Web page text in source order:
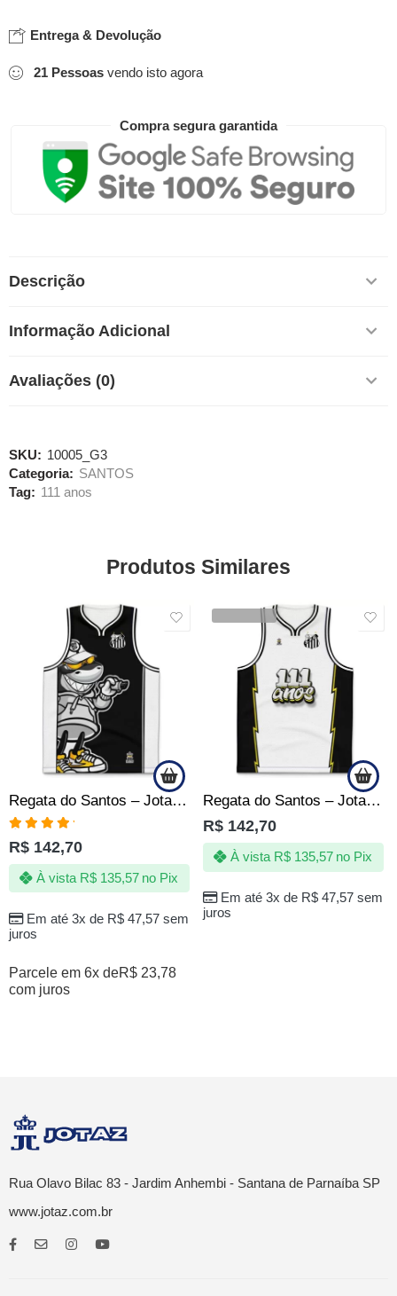
Entrega & Devolução
21 Pessoas vendo isto agora
Compra segura garantida
Descrição
Informação Adicional
Avaliações (0)
SKU: 10005_G3
Categoria: SANTOS
Tag: 111 anos
Produtos Similares
Regata do Santos – Jotaz – Mascote grafiteiro – Masculino
Avaliação
5.00de 5
R$ 142,70
Em até 3x de R$47,57sem
juros
À vista R$135,57 no Pix
Parcele em 6x deR$ 23,78
com juros
Regata do Santos – Jotaz – 111 anos de alegria – Masculino
R$ 142,70
Em até 3x de R$47,57sem
juros
À vista R$135,57 no Pix
Rua Olavo Bilac 83 - Jardim Anhembi - Santana de Parnaíba SP
www.jotaz.com.br